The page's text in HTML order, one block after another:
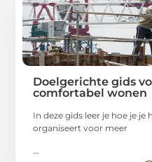
Doelgerichte gids
comfortabel wonen
In deze gids leer je hoe je je
organiseert voor meer
...